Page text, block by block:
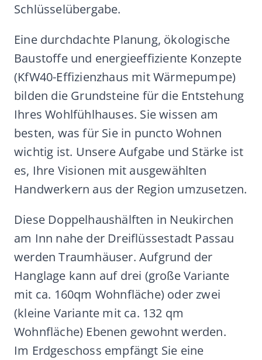
Schlüsselübergabe.
Eine durchdachte Planung, ökologische
Baustoffe und energieeffiziente Konzepte
(KfW40-Effizienzhaus mit Wärmepumpe)
bilden die Grundsteine für die Entstehung
Ihres Wohlfühlhauses. Sie wissen am
besten, was für Sie in puncto Wohnen
wichtig ist. Unsere Aufgabe und Stärke ist
es, Ihre Visionen mit ausgewählten
Handwerkern aus der Region umzusetzen.
Diese Doppelhaushälften in Neukirchen
am Inn nahe der Dreiflüssestadt Passau
werden Traumhäuser. Aufgrund der
Hanglage kann auf drei (große Variante
mit ca. 160qm Wohnfläche) oder zwei
(kleine Variante mit ca. 132 qm
Wohnfläche) Ebenen gewohnt werden.
Im Erdgeschoss empfängt Sie eine